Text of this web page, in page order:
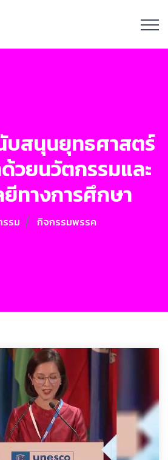
บสนุนยุทธศาสตร์
วยนวัตกรรมและ
ยีทางการศึกษา
รม กิจกรรมพรรค